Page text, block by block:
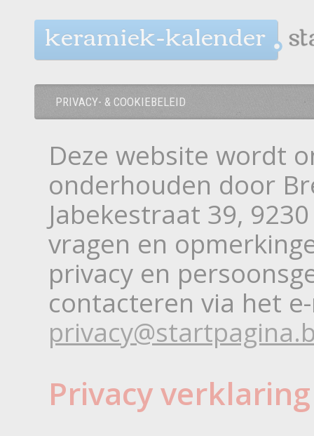
keramiek-kalender
PRIVACY- & COOKIEBELEID
Deze website wordt
onderhouden door
Jabekestraat 39,
vragen en
privacy en
contacteren via het
Privacy verklaring